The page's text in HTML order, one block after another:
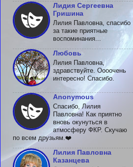
Лидия Сергеевна
Гришина
Лилия Павловна, спасибо
за такие приятные
воспоминания...
Любовь
Лилия Павловна,
здравствуйте. Оооочень
интересно! Спасибо.
Anonymous
Спасибо, Лилия
Павловна! Как приятно
вновь окунуться в
атмосферу ФКР. Скучаю
по всем друзьям.❤️
Лилия Павловна
Казанцева